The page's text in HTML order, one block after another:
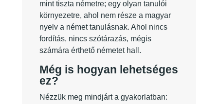
mint tiszta németre; egy olyan tanulói
környezetre, ahol nem része a magyar
nyelv a német tanulásnak. Ahol nincs
fordítás, nincs szótárazás, mégis
számára érthető németet hall.
Még is hogyan lehetséges
ez?
Nézzük meg mindjárt a gyakorlatban: